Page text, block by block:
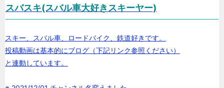
スバスキ(スバル車大好きスキーヤー)
スキー、スバル車、ロードバイク、鉄道好きです。
投稿動画は基本的にブログ（下記リンク参照ください）
と連動しています。